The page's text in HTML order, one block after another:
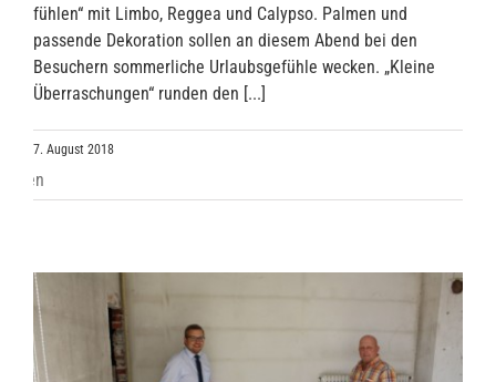
fühlen“ mit Limbo, Reggea und Calypso. Palmen und
passende Dekoration sollen an diesem Abend bei den
Besuchern sommerliche Urlaubsgefühle wecken. „Kleine
Überraschungen“ runden den [...]
7. August 2018